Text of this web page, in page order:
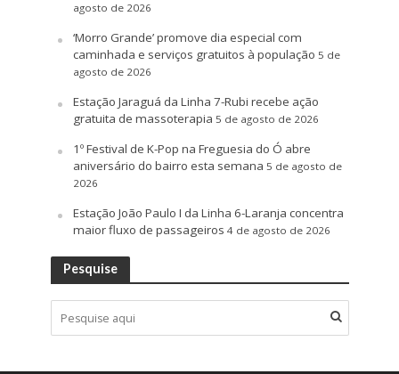
agosto de 2026
‘Morro Grande’ promove dia especial com
caminhada e serviços gratuitos à população 5 de
agosto de 2026
Estação Jaraguá da Linha 7-Rubi recebe ação
gratuita de massoterapia 5 de agosto de 2026
1º Festival de K-Pop na Freguesia do Ó abre
aniversário do bairro esta semana 5 de agosto de
2026
Estação João Paulo I da Linha 6-Laranja concentra
maior fluxo de passageiros 4 de agosto de 2026
Pesquise